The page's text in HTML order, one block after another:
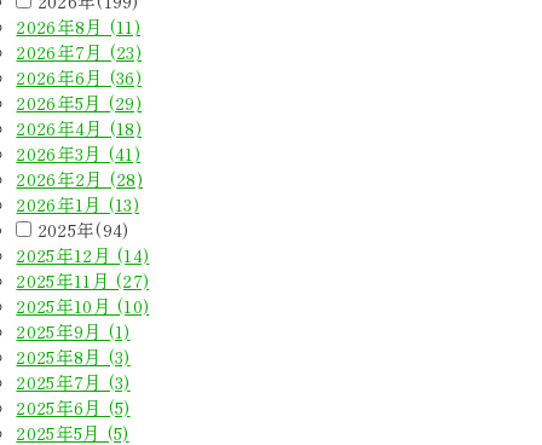
2026年8月 (11)
2026年7月 (23)
2026年6月 (36)
2026年5月 (29)
2026年4月 (18)
2026年3月 (41)
2026年2月 (28)
2026年1月 (13)
2025年(94)
2025年12月 (14)
2025年11月 (27)
2025年10月 (10)
2025年9月 (1)
2025年8月 (3)
2025年7月 (3)
2025年6月 (5)
2025年5月 (5)